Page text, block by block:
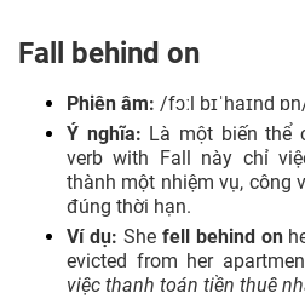
Fall behind on
Phiên âm: /fɔːl bɪˈhaɪnd
Ý nghĩa: Là một biến thể
verb with Fall này chỉ
thành một nhiệm vụ, công
đúng thời hạn.
Ví dụ: She fell behind on
evicted from her
việc thanh toán tiền thuê